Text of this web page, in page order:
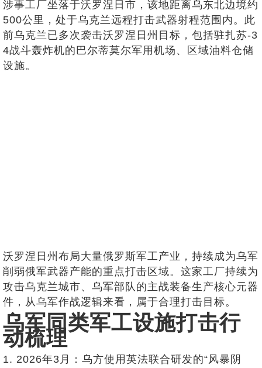
涉事工厂坐落于沃罗涅日市，该地距离乌东北边境约
500公里，处于乌克兰远程打击武器射程范围内。此
前乌克兰已多次袭击沃罗涅日州目标，包括驻扎苏-3
4战斗轰炸机的巴尔蒂莫尔军用机场、区域油料仓储
设施。
沃罗涅日州布局大量俄罗斯军工产业，持续成为乌军
削弱俄军武器产能的重点打击区域。这家工厂持续为
攻击乌克兰城市、乌军部队的主战装备生产核心元器
件，从乌军作战逻辑来看，属于合理打击目标。
乌军同类军工设施打击行
动梳理
1. 2026年3月：乌方使用英法联合研发的“风暴阴